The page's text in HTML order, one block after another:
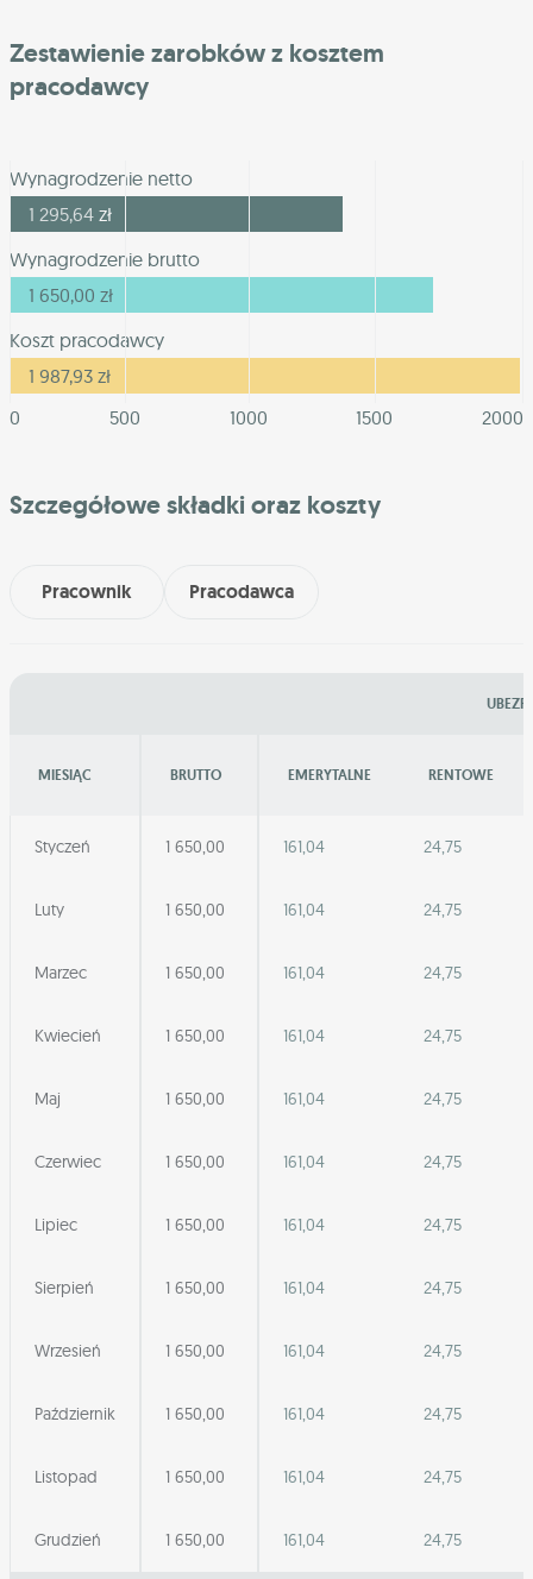
Zestawienie zarobków z kosztem
pracodawcy
Wynagrodzenie netto
1 295,64 zł
Wynagrodzenie brutto
1 650,00 zł
Koszt pracodawcy
1 987,93 zł
0
500 1000 1500 2000
Szczegółowe składki oraz koszty
Pracownik Pracodawca
MIESIĄC BRUTTO EMERYTALNE RENTOWE
Styczeń 1 650,00 161,04 24,75
Luty 1 650,00 161,04 24,75
Marzec 1 650,00 161,04 24,75
Kwiecień 1 650,00 161,04 24,75
Maj 1 650,00 161,04 24,75
Czerwiec 1 650,00 161,04 24,75
Lipiec 1 650,00 161,04 24,75
Sierpień 1 650,00 161,04 24,75
Wrzesień 1 650,00 161,04 24,75
Październik 1 650,00 161,04 24,75
Listopad 1 650,00 161,04 24,75
Grudzień 1 650,00 161,04 24,75